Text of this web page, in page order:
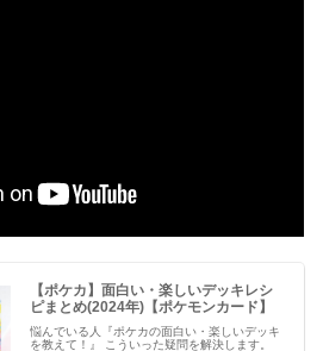
【ポケカ】面白い・楽しいデッキレシ
ピまとめ(2024年)【ポケモンカード】
悩んでいる人『ポケカの面白い・楽しいデッキ
を教えて！』 こういった疑問を解決します。